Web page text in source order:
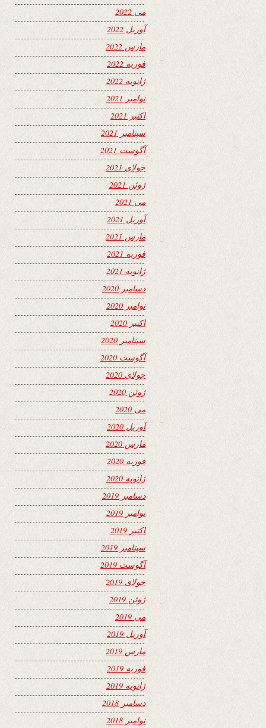
می 2022
آوریل 2022
مارس 2022
فوریه 2022
ژانویه 2022
نوامبر 2021
اکتبر 2021
سپتامبر 2021
آگوست 2021
جولای 2021
ژوئن 2021
می 2021
آوریل 2021
مارس 2021
فوریه 2021
ژانویه 2021
دسامبر 2020
نوامبر 2020
اکتبر 2020
سپتامبر 2020
آگوست 2020
جولای 2020
ژوئن 2020
می 2020
آوریل 2020
مارس 2020
فوریه 2020
ژانویه 2020
دسامبر 2019
نوامبر 2019
اکتبر 2019
سپتامبر 2019
آگوست 2019
جولای 2019
ژوئن 2019
می 2019
آوریل 2019
مارس 2019
فوریه 2019
ژانویه 2019
دسامبر 2018
نوامبر 2018